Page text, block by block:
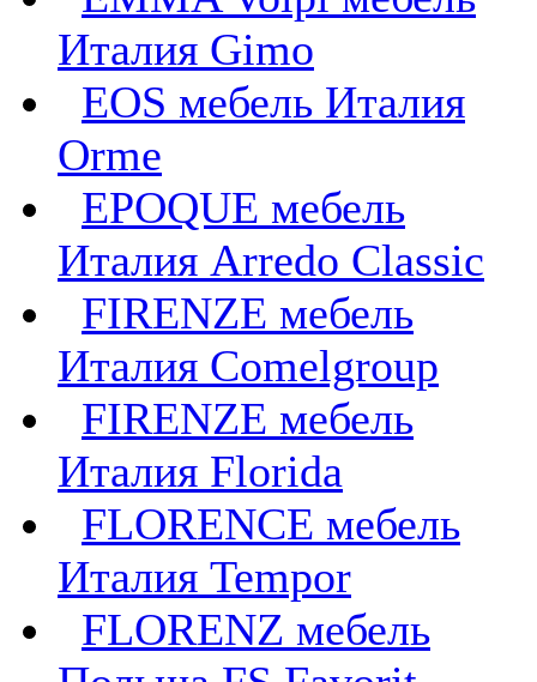
Италия Gimo
EOS мебель Италия
Orme
EPOQUE мебель
Италия Arredo Classic
FIRENZE мебель
Италия Comelgroup
FIRENZE мебель
Италия Florida
FLORENCE мебель
Италия Tempor
FLORENZ мебель